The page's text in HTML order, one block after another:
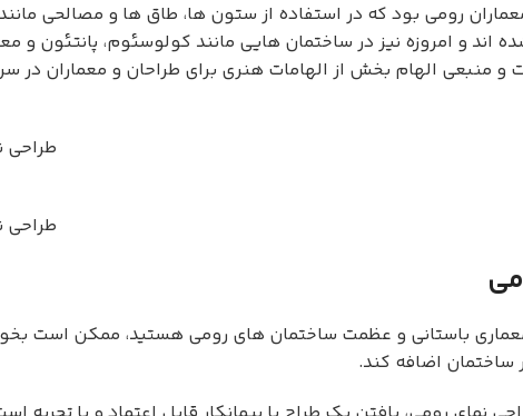
رومی بود که در استفاده از ستون ها، طاق ها و مصالحی
اند و امروزه نیز در ساختمان هایی مانند کولوسئوم، پانتئون و
و منبعی الهام بخش از الهامات هنری برای طراحان و معماران در
طراحی
طراحی
باستانی و عظمت ساختمان های رومی هستید، ممکن است
ساختمان اضافه کند.